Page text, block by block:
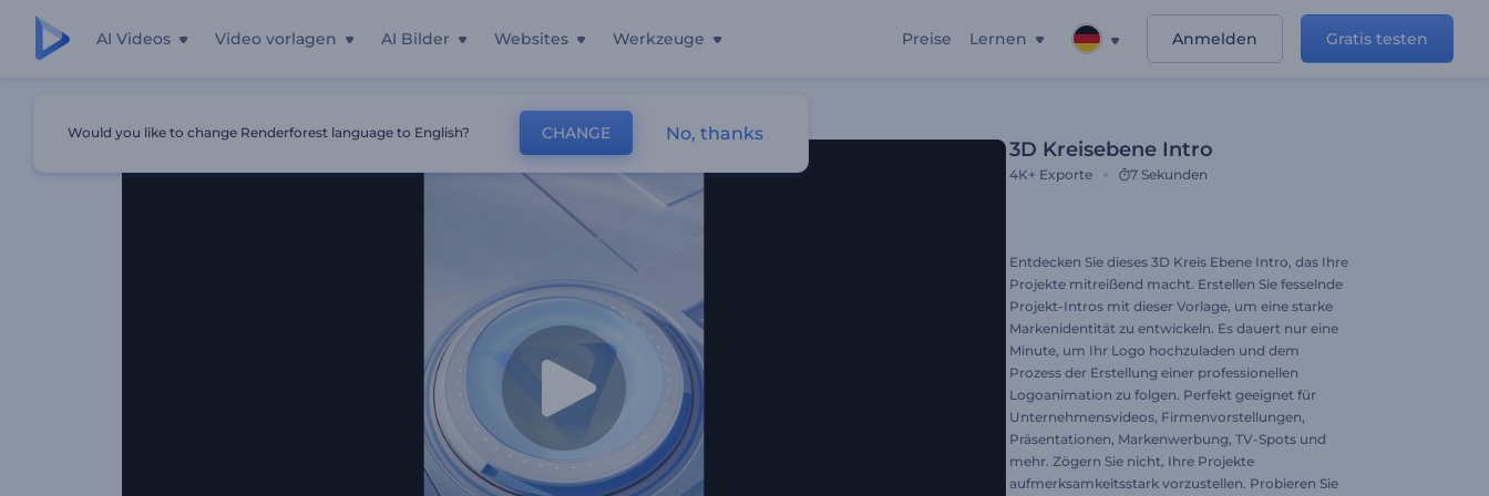
AI Videos Video vorlagen AI Bilder Websites Werkzeuge Preise Lernen Anmelden Gratis testen
3D Kreisebene Intro
4K+ Exporte 7 Sekunden
Entdecken Sie dieses 3D Kreis Ebene Intro, das Ihre
Projekte mitreißend macht. Erstellen Sie fesselnde
Projekt-Intros mit dieser Vorlage, um eine starke
Markenidentität zu entwickeln. Es dauert nur eine
Minute, um Ihr Logo hochzuladen und dem
Prozess der Erstellung einer professionellen
Logoanimation zu folgen. Perfekt geeignet für
Unternehmensvideos, Firmenvorstellungen,
Präsentationen, Markenwerbung, TV-Spots und
mehr. Zögern Sie nicht, Ihre Projekte
aufmerksamkeitsstark vorzustellen. Probieren Sie
Would you like to change Renderforest language to English? CHANGE No, thanks